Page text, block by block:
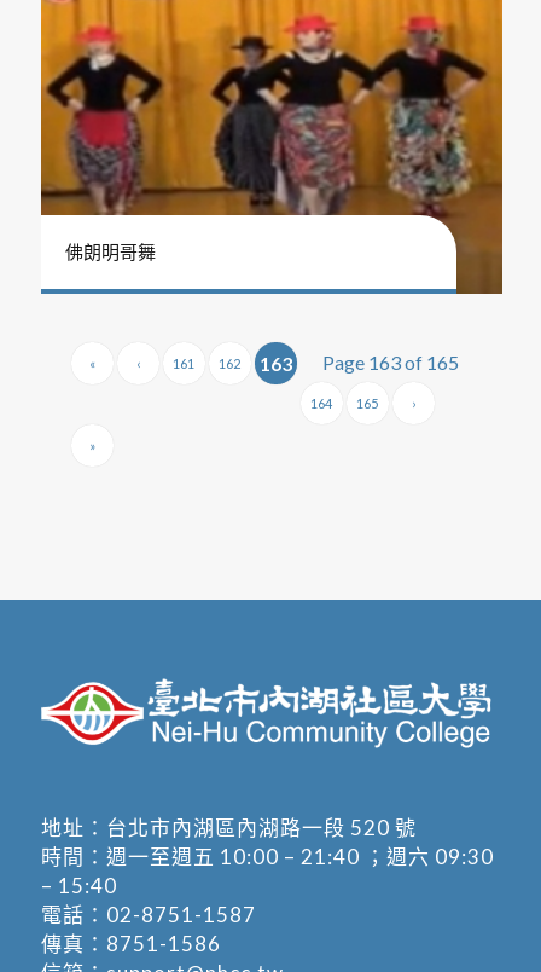
佛朗明哥舞
Page 163 of 165
« ‹ 161 162 163
164 165 ›
»
地址： 台北市內湖區內湖路一段 520 號
時間：週一至週五 10:00 – 21:40 ；週六 09:30
– 15:40
電話： 02-8751-1587
傳真：8751-1586